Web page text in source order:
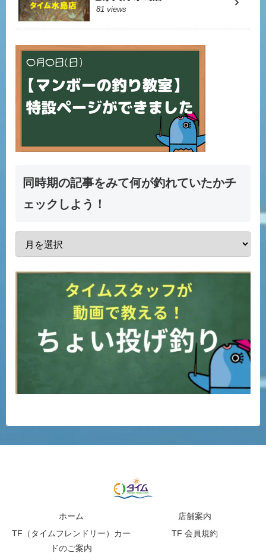
81 views
同時期の記事をみて何が釣れていたかチ
ェックしよう！
ホーム
店舗案内
TF（タイムフレンドリー）カー
ドのご案内
TF 会員規約